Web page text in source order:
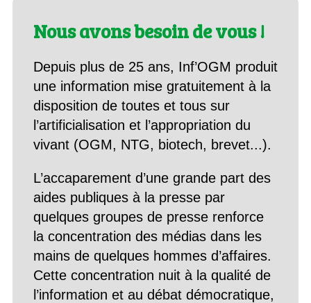
Nous avons besoin de vous !
Depuis plus de 25 ans, Inf’OGM produit
une information mise gratuitement à la
disposition de toutes et tous sur
l’artificialisation et l’appropriation du
vivant (OGM, NTG, biotech, brevet...).
L’accaparement d’une grande part des
aides publiques à la presse par
quelques groupes de presse renforce
la concentration des médias dans les
mains de quelques hommes d’affaires.
Cette concentration nuit à la qualité de
l’information et au débat démocratique,